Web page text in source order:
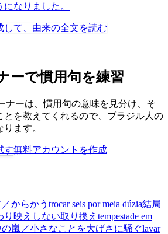
なりました。
して、由来の全文を読む
ーで慣用句を練習
ナーは、慣用句の意味を見分け、そ
とを教えてくれるので、ブラジル人の
ます。
す無料アカウントを作成
からかう trocar seis por meia dúzia結局
映えしない取り換え tempestade em
嵐／小さなことを大げさに騒ぐlavar